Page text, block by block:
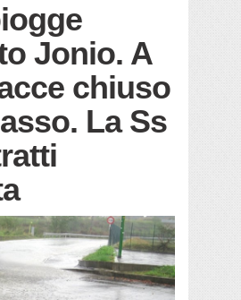
Jonio. A
chiuso
La Ss